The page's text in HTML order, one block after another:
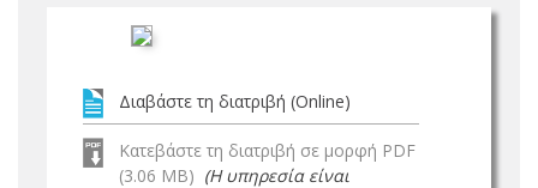
Διαβάστε τη διατριβή (Online)
Κατεβάστε τη διατριβή σε μορφή PDF
(3.06 MB) (Η υπηρεσία είναι